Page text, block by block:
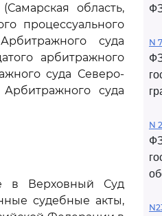
область,
процессуального
суда
арбитражного
суда Северо-
Арбитражного суда
в Верховный Суд
судебные акты,
N
N